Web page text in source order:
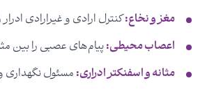
مغز و نخاع:کنترل ارادی و غیرارادی
اعصاب محیطی:پیام‌های عصبی را بین
مثانه و اسفنکتر ادراری:مسئول نگهداری